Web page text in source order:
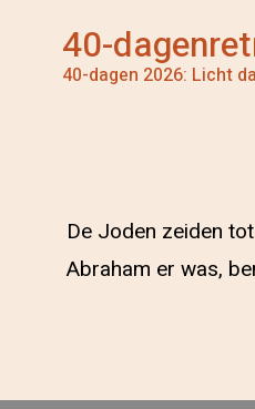
40-
40-dagen 2026: Licht
De Joden zeiden
Abraham er was,